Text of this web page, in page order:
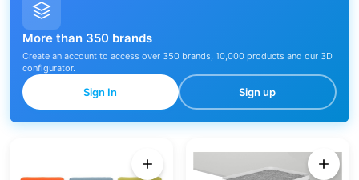
More than 350 brands
Create an account to access over 350 brands, 10,000 products and our 3D
configurator.
Sign In Sign up